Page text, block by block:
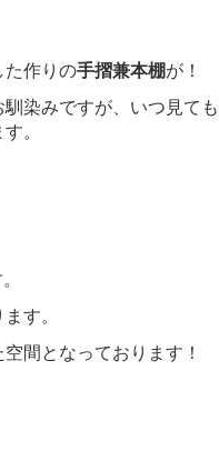
た作りの手摺兼本棚が！
染みですが、いつ見ても
。
す。
間となっております！